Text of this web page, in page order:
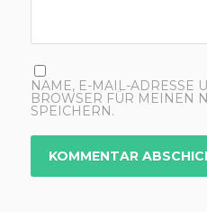
NAME, E-MAIL-ADRESSE
BROWSER FÜR MEINEN
SPEICHERN.